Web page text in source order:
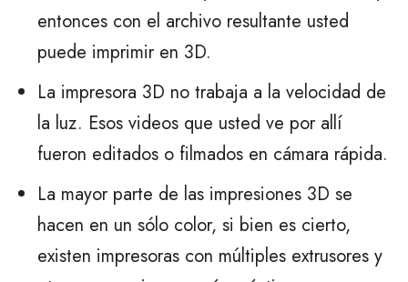
entonces con el archivo resultante usted
puede imprimir en 3D.
La impresora 3D no trabaja a la velocidad de
la luz. Esos videos que usted ve por allí
fueron editados o filmados en cámara rápida.
La mayor parte de las impresiones 3D se
hacen en un sólo color, si bien es cierto,
existen impresoras con múltiples extrusores y